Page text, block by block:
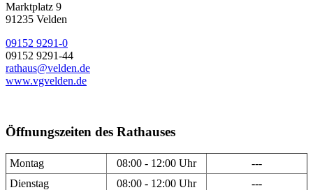
Marktplatz 9
91235 Velden
09152 9291-0
09152 9291-44
rathaus@velden.de
www.vgvelden.de
Öffnungszeiten des Rathauses
Montag 08:00 - 12:00 Uhr
---
Dienstag
08:00 - 12:00 Uhr ---